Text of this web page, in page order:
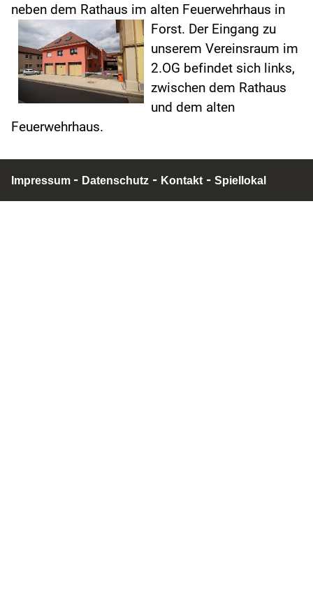
neben dem Rathaus im alten Feuerwehrhaus in
Forst. Der Eingang zu
unserem Vereinsraum im
2.OG befindet sich links,
zwischen dem Rathaus
und dem alten
Feuerwehrhaus.
Impressum - Datenschutz - Kontakt - Spiellokal